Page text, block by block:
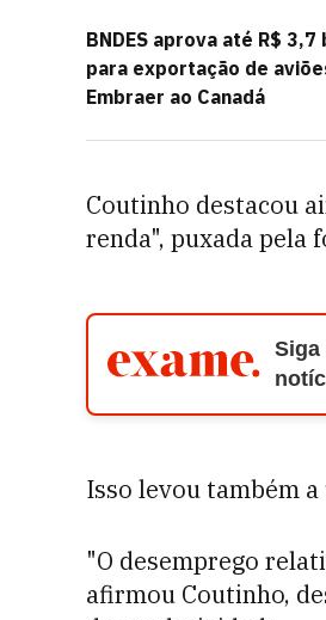
BNDES aprova até R$ 3,7
para exportação de
Embraer ao Canadá
Coutinho destacou
renda", puxada pela
Siga
Isso levou também
"O desemprego
afirmou Coutinho,